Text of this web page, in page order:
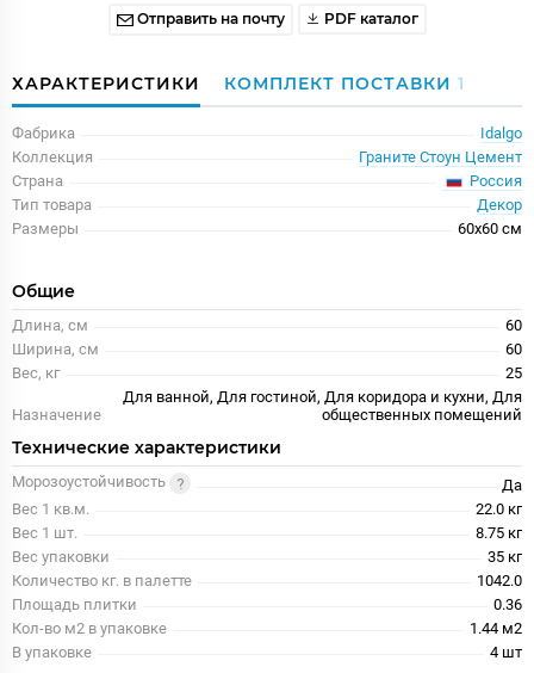
Отправить на почту PDF каталог
ХАРАКТЕРИСТИКИ КОМПЛЕКТ ПОСТАВКИ 1
Фабрика
Idalgo
Коллекция
Граните Стоун Цемент
Страна
Россия
Тип товара
Декор
Размеры
60x60 см
Общие
Длина, см
60
Ширина, см
60
Вес, кг
25
Назначение
Для ванной, Для гостиной, Для коридора и кухни, Для
общественных помещений
Технические характеристики
Морозоустойчивость
Да
Вес 1 кв.м.
22.0 кг
Вес 1 шт.
8.75 кг
Вес упаковки
35 кг
Количество кг. в палетте
1042.0
Площадь плитки
0.36
Кол-во м2 в упаковке
1.44 м2
В упаковке
4 шт